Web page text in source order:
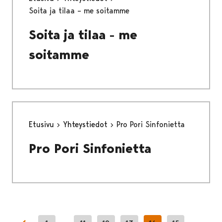
Soita ja tilaa – me soitamme
Soita ja tilaa - me
soitamme
Etusivu Yhteystiedot Pro Pori Sinfonietta
Pro Pori Sinfonietta